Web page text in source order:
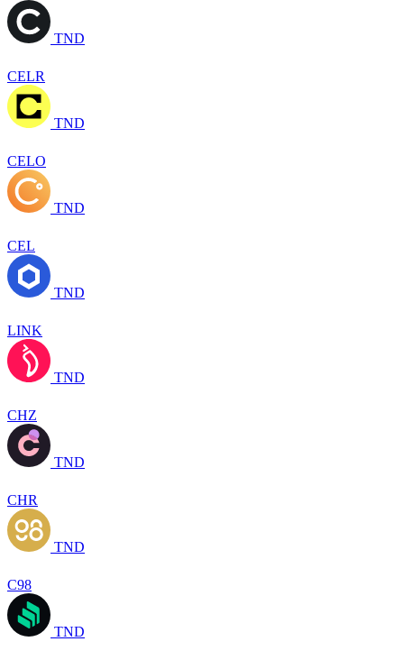
TND
CELR
TND
CELO
TND
CEL
TND
LINK
TND
CHZ
TND
CHR
TND
C98
TND